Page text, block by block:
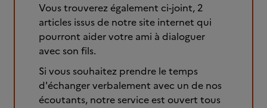
Vous trouverez également ci-joint, 2
articles issus de notre site internet qui
pourront aider votre ami à dialoguer
avec son fils.
Si vous souhaitez prendre le temps
d'échanger verbalement avec un de nos
écoutants, notre service est ouvert tous